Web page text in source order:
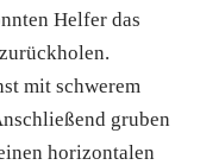
Helfer das
mit schwerem
gruben
horizontalen